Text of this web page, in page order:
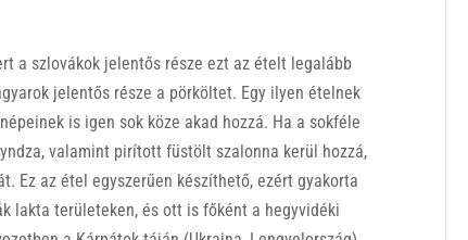
a szlovákok jelentős része ezt az ételt legalább
jelentős része a pörköltet. Egy ilyen ételnek
is igen sok köze akad hozzá. Ha a sokféle
valamint pirított füstölt szalonna kerül hozzá,
Ez az étel egyszerűen készíthető, ezért gyakorta
lakta területeken, és ott is főként a hegyvidéki